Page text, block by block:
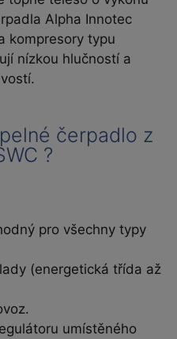
Alpha Innotec
kompresory typu
nízkou hlučností a
čerpadlo z
?
pro všechny typy
(energetická třída až
umístěného